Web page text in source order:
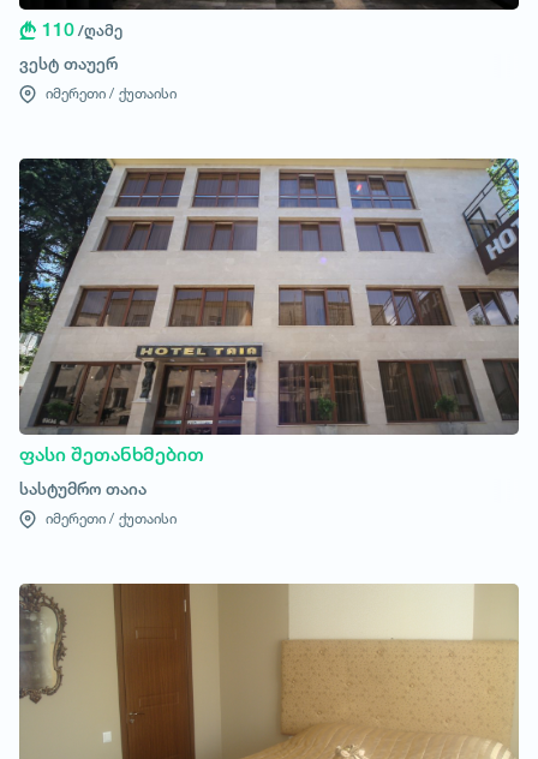
110 /ღამე
ვესტ თაუერ
იმერეთი / ქუთაისი
ფასი შეთანხმებით
სასტუმრო თაია
იმერეთი / ქუთაისი